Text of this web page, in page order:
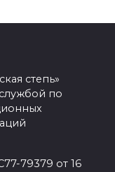
степь»
по
79379 от 16